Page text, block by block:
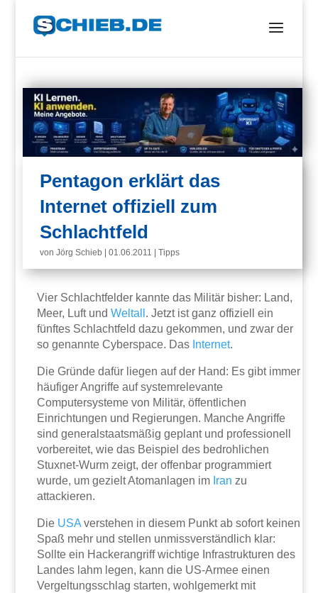
Pentagon erklärt das
Internet offiziell zum
Schlachtfeld
vonJörg Schieb |01.06.2011 |Tipps
Vier Schlachtfelder kannte das Militär bisher: Land,
Meer, Luft undWeltall . Jetzt ist ganz offiziell ein
fünftes Schlachtfeld dazu gekommen, und zwar der
so genannte Cyberspace. Das Internet.
Die Gründe dafür liegen auf der Hand: Es gibt immer
häufiger Angriffe auf systemrelevante
Computersysteme von Militär, öffentlichen
Einrichtungen und Regierungen. Manche Angriffe
sind generalstaatsmäßig geplant und professionell
vorbereitet, wie das Beispiel des bedrohlichen
Stuxnet-Wurm zeigt, der offenbar programmiert
wurde, um gezielt Atomanlagen im Iran zu
attackieren.
Die USAverstehen in diesem Punkt ab sofort keinen
Spaß mehr und stellen unmissverständlich klar:
Sollte ein Hackerangriff wichtige Infrastrukturen des
Landes lahm legen, kann die US-Armee einen
Vergeltungsschlag starten, wohlgemerkt mit